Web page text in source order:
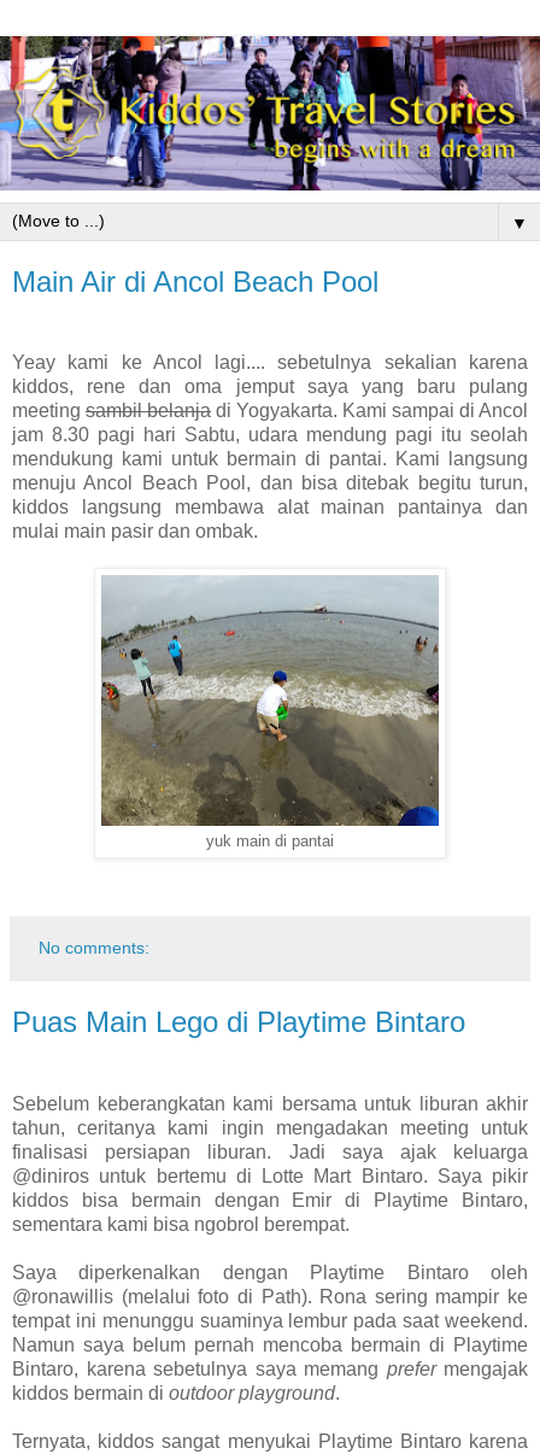
▼
Main Air di Ancol Beach Pool
Yeay kami ke Ancol lagi.... sebetulnya sekalian karena
kiddos, rene dan oma jemput saya yang baru pulang
meeting sambil belanja di Yogyakarta. Kami sampai di Ancol
jam 8.30 pagi hari Sabtu, udara mendung pagi itu seolah
mendukung kami untuk bermain di pantai. Kami langsung
menuju Ancol Beach Pool, dan bisa ditebak begitu turun,
kiddos langsung membawa alat mainan pantainya dan
mulai main pasir dan ombak.
yuk main di pantai
No comments:
Puas Main Lego di Playtime Bintaro
Sebelum keberangkatan kami bersama untuk liburan akhir
tahun, ceritanya kami ingin mengadakan meeting untuk
finalisasi persiapan liburan. Jadi saya ajak keluarga
@diniros untuk bertemu di Lotte Mart Bintaro. Saya pikir
kiddos bisa bermain dengan Emir di Playtime Bintaro,
sementara kami bisa ngobrol berempat.
Saya diperkenalkan dengan Playtime Bintaro oleh
@ronawillis (melalui foto di Path). Rona sering mampir ke
tempat ini menunggu suaminya lembur pada saat weekend.
Namun saya belum pernah mencoba bermain di Playtime
Bintaro, karena sebetulnya saya memang prefermengajak
kiddos bermain di outdoor playground.
Ternyata, kiddos sangat menyukai Playtime Bintaro karena